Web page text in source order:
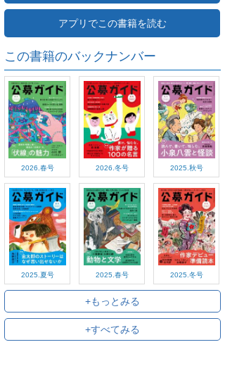
アプリでこの書籍を読む
この書籍のバックナンバー
2026.春号 2026.冬号 2025.秋号
2025.夏号 2025.春号 2025.冬号
+もっとみる
+すべてみる